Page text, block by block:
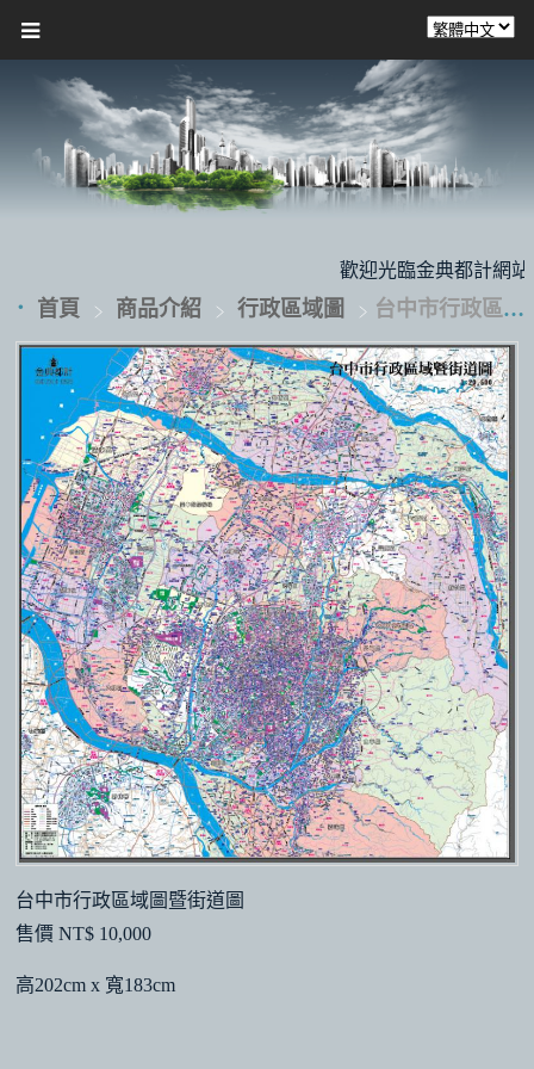
歡迎光臨金典都計網
首頁 商品介紹 行政區域圖 台中市行政區域圖暨街道圖
台中市行政區域圖暨街道圖
售價 NT$ 10,000
高202cm x 寬183cm